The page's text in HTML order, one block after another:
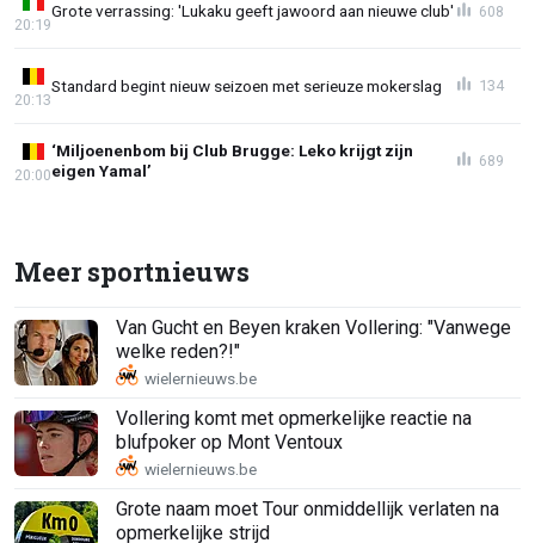
Grote verrassing: 'Lukaku geeft jawoord aan nieuwe club'
20:19
608
Standard begint nieuw seizoen met serieuze mokerslag
20:13
134
‘Miljoenenbom bij Club Brugge: Leko krijgt zijn
eigen Yamal’
20:00
689
Meer sportnieuws
Van Gucht en Beyen kraken Vollering: "Vanwege
welke reden?!"
Vollering komt met opmerkelijke reactie na
blufpoker op Mont Ventoux
Grote naam moet Tour onmiddellijk verlaten na
opmerkelijke strijd